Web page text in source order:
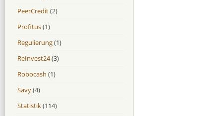
PeerCredit(2)
Profitus(1)
Regulierung(1)
ReInvest24(3)
Robocash (1)
Savy(4)
Statistik(114)